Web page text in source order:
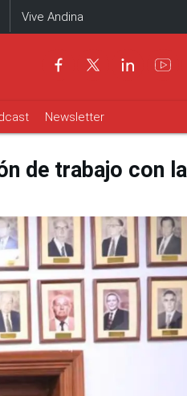
Vive Andina
Newsletter
de trabajo con